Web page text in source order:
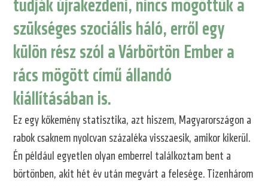
tudják újrakezdeni, nincs mögöttük a
szükséges szociális háló, erről egy
külön rész szól a Várbörtön Ember a
rács mögött című állandó
kiállításában is.
Ez egy kőkemény statisztika, azt hiszem, Magyarországon a
rabok csaknem nyolcvan százaléka visszaesik, amikor kikerül.
Én például egyetlen olyan emberrel találkoztam bent a
börtönben, akit hét év után megvárt a felesége. Tizenhárom